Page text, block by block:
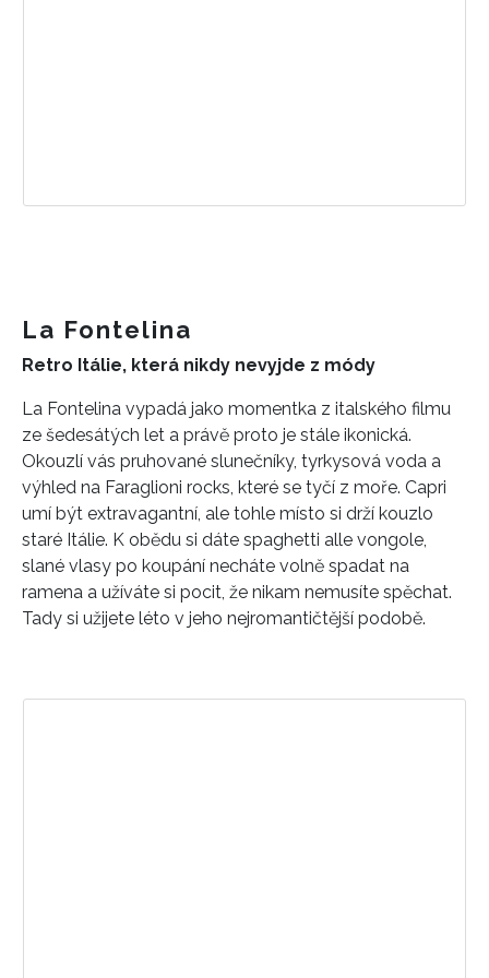
La Fontelina
Retro Itálie, která nikdy nevyjde z módy
La Fontelina vypadá jako momentka z italského filmu
ze šedesátých let a právě proto je stále ikonická.
Okouzlí vás pruhované slunečníky, tyrkysová voda a
výhled na Faraglioni rocks, které se tyčí z moře. Capri
umí být extravagantní, ale tohle místo si drží kouzlo
staré Itálie. K obědu si dáte spaghetti alle vongole,
slané vlasy po koupání necháte volně spadat na
ramena a užíváte si pocit, že nikam nemusíte spěchat.
Tady si užijete léto v jeho nejromantičtější podobě.